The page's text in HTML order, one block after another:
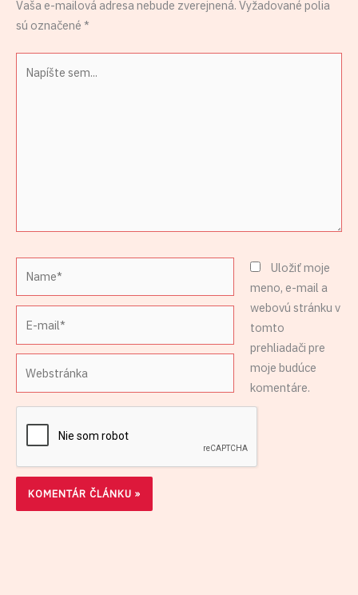
Vaša e-mailová adresa nebude zverejnená. Vyžadované polia
sú označené *
sem...
mail*
Uložiť moje
meno, e-mail a
webovú stránku v
tomto
prehliadači pre
moje budúce
komentáre.